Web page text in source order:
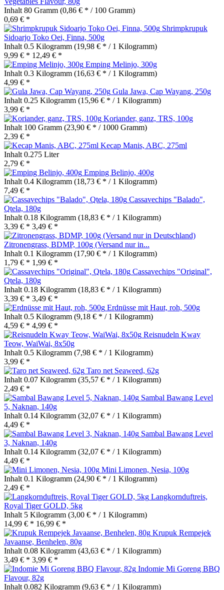
Inhalt 80 Gramm (0,86 € * / 100 Gramm)
0,69 € *
Shrimpkrupuk
Sidoarjo Toko Oei, Finna, 500g
Inhalt 0.5 Kilogramm (19,98 € * / 1 Kilogramm)
9,99 € * 12,49 € *
Emping Melinjo, 300g
Inhalt 0.3 Kilogramm (16,63 € * / 1 Kilogramm)
4,99 € *
Gula Jawa, Cap Wayang, 250g
Inhalt 0.25 Kilogramm (15,96 € * / 1 Kilogramm)
3,99 € *
Koriander, ganz, TRS, 100g
Inhalt 100 Gramm (23,90 € * / 1000 Gramm)
2,39 € *
Kecap Manis, ABC, 275ml
Inhalt 0.275 Liter
2,79 € *
Emping Belinjo, 400g
Inhalt 0.4 Kilogramm (18,73 € * / 1 Kilogramm)
7,49 € *
Cassavechips "Balado",
Qtela, 180g
Inhalt 0.18 Kilogramm (18,83 € * / 1 Kilogramm)
3,39 € * 3,49 € *
Zitronengrass, BDMP, 100g (Versand nur in...
Inhalt 0.1 Kilogramm (17,90 € * / 1 Kilogramm)
1,79 € * 1,99 € *
Cassavechips "Original",
Qtela, 180g
Inhalt 0.18 Kilogramm (18,83 € * / 1 Kilogramm)
3,39 € * 3,49 € *
Erdnüsse mit Haut, roh, 500g
Inhalt 0.5 Kilogramm (9,18 € * / 1 Kilogramm)
4,59 € * 4,99 € *
Reisnudeln Kway
Teow, WaiWai, 8x50g
Inhalt 0.5 Kilogramm (7,98 € * / 1 Kilogramm)
3,99 € *
Taro net Seaweed, 62g
Inhalt 0.07 Kilogramm (35,57 € * / 1 Kilogramm)
2,49 € *
Sambal Bawang Level
5, Naknan, 140g
Inhalt 0.14 Kilogramm (32,07 € * / 1 Kilogramm)
4,49 € *
Sambal Bawang Level
3, Naknan, 140g
Inhalt 0.14 Kilogramm (32,07 € * / 1 Kilogramm)
4,49 € *
Mini Limonen, Nesia, 100g
Inhalt 0.1 Kilogramm (24,90 € * / 1 Kilogramm)
2,49 € *
Langkornduftreis,
Royal Tiger GOLD, 5kg
Inhalt 5 Kilogramm (3,00 € * / 1 Kilogramm)
14,99 € * 16,99 € *
Krupuk Rempejek
Javaanse, Benhelen, 80g
Inhalt 0.08 Kilogramm (43,63 € * / 1 Kilogramm)
3,49 € * 3,99 € *
Indomie Mi Goreng BBQ
Flavour, 82g
Inhalt 0.082 Kilogramm (9,63 € * / 1 Kilogramm)